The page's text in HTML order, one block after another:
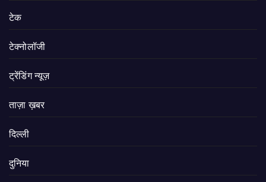
टेक
टेक्नोलॉजी
ट्रेंडिंग न्यूज़
ताज़ा ख़बर
दिल्ली
दुनिया